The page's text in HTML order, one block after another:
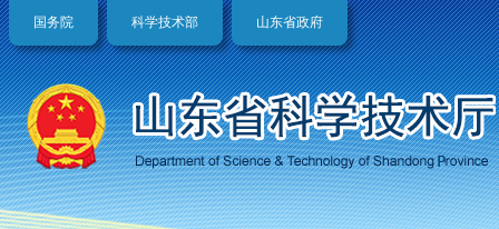
国务院 科学技术部 山东省政府